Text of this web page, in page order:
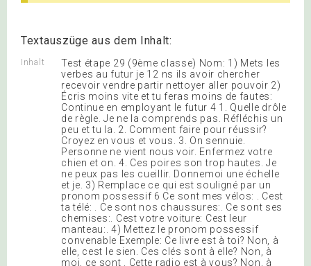
Textauszüge aus dem Inhalt:
Inhalt
Test étape 29 (9ème classe) Nom: 1) Mets les
verbes au futur je 12 ns ils avoir chercher
recevoir vendre partir nettoyer aller pouvoir 2)
Écris moins vite et tu feras moins de fautes:
Continue en employant le futur 4 1. Quelle drôle
de règle. Je ne la comprends pas. Réfléchis un
peu et tu la. 2. Comment faire pour réussir?
Croyez en vous et vous. 3. On sennuie.
Personne ne vient nous voir. Enfermez votre
chien et on. 4. Ces poires son trop hautes. Je
ne peux pas les cueillir. Donnemoi une échelle
et je. 3) Remplace ce qui est souligné par un
pronom possessif 6 Ce sont mes vélos: . Cest
ta télé: . Ce sont nos chaussures:. Ce sont ses
chemises:. Cest votre voiture: Cest leur
manteau:. 4) Mettez le pronom possessif
convenable Exemple: Ce livre est à toi? Non, à
elle, cest le sien. Ces clés sont à elle? Non, à
moi, ce sont . Cette radio est à vous? Non, à